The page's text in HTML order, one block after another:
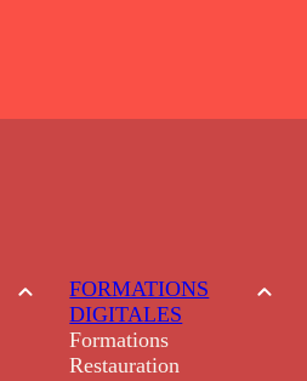
FORMATIONS
DIGITALES
Formations
Restauration